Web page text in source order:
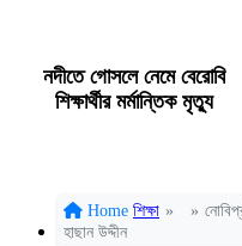
নদীতে গোসলে নেমে বেরোবি
শিক্ষার্থীর মর্মান্তিক মৃত্যু
Home শিক্ষা » »
হাছান উদ্দীন